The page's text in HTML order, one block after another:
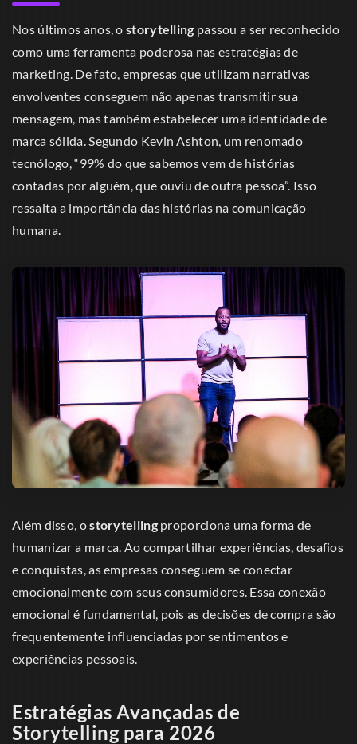
Nos últimos anos, o storytelling passou a ser reconhecido
como uma ferramenta poderosa nas estratégias de
marketing. De fato, empresas que utilizam narrativas
envolventes conseguem não apenas transmitir sua
mensagem, mas também estabelecer uma identidade de
marca sólida. Segundo Kevin Ashton, um renomado
tecnólogo, “99% do que sabemos vem de histórias
contadas por alguém, que ouviu de outra pessoa”. Isso
ressalta a importância das histórias na comunicação
humana.
Além disso, ostorytellingproporciona uma forma de
humanizar a marca. Ao compartilhar experiências, desafios
e conquistas, as empresas conseguem se conectar
emocionalmente com seus consumidores. Essa conexão
emocional é fundamental, pois as decisões de compra são
frequentemente influenciadas por sentimentos e
experiências pessoais.
Estratégias Avançadas de
Storytelling para 2026